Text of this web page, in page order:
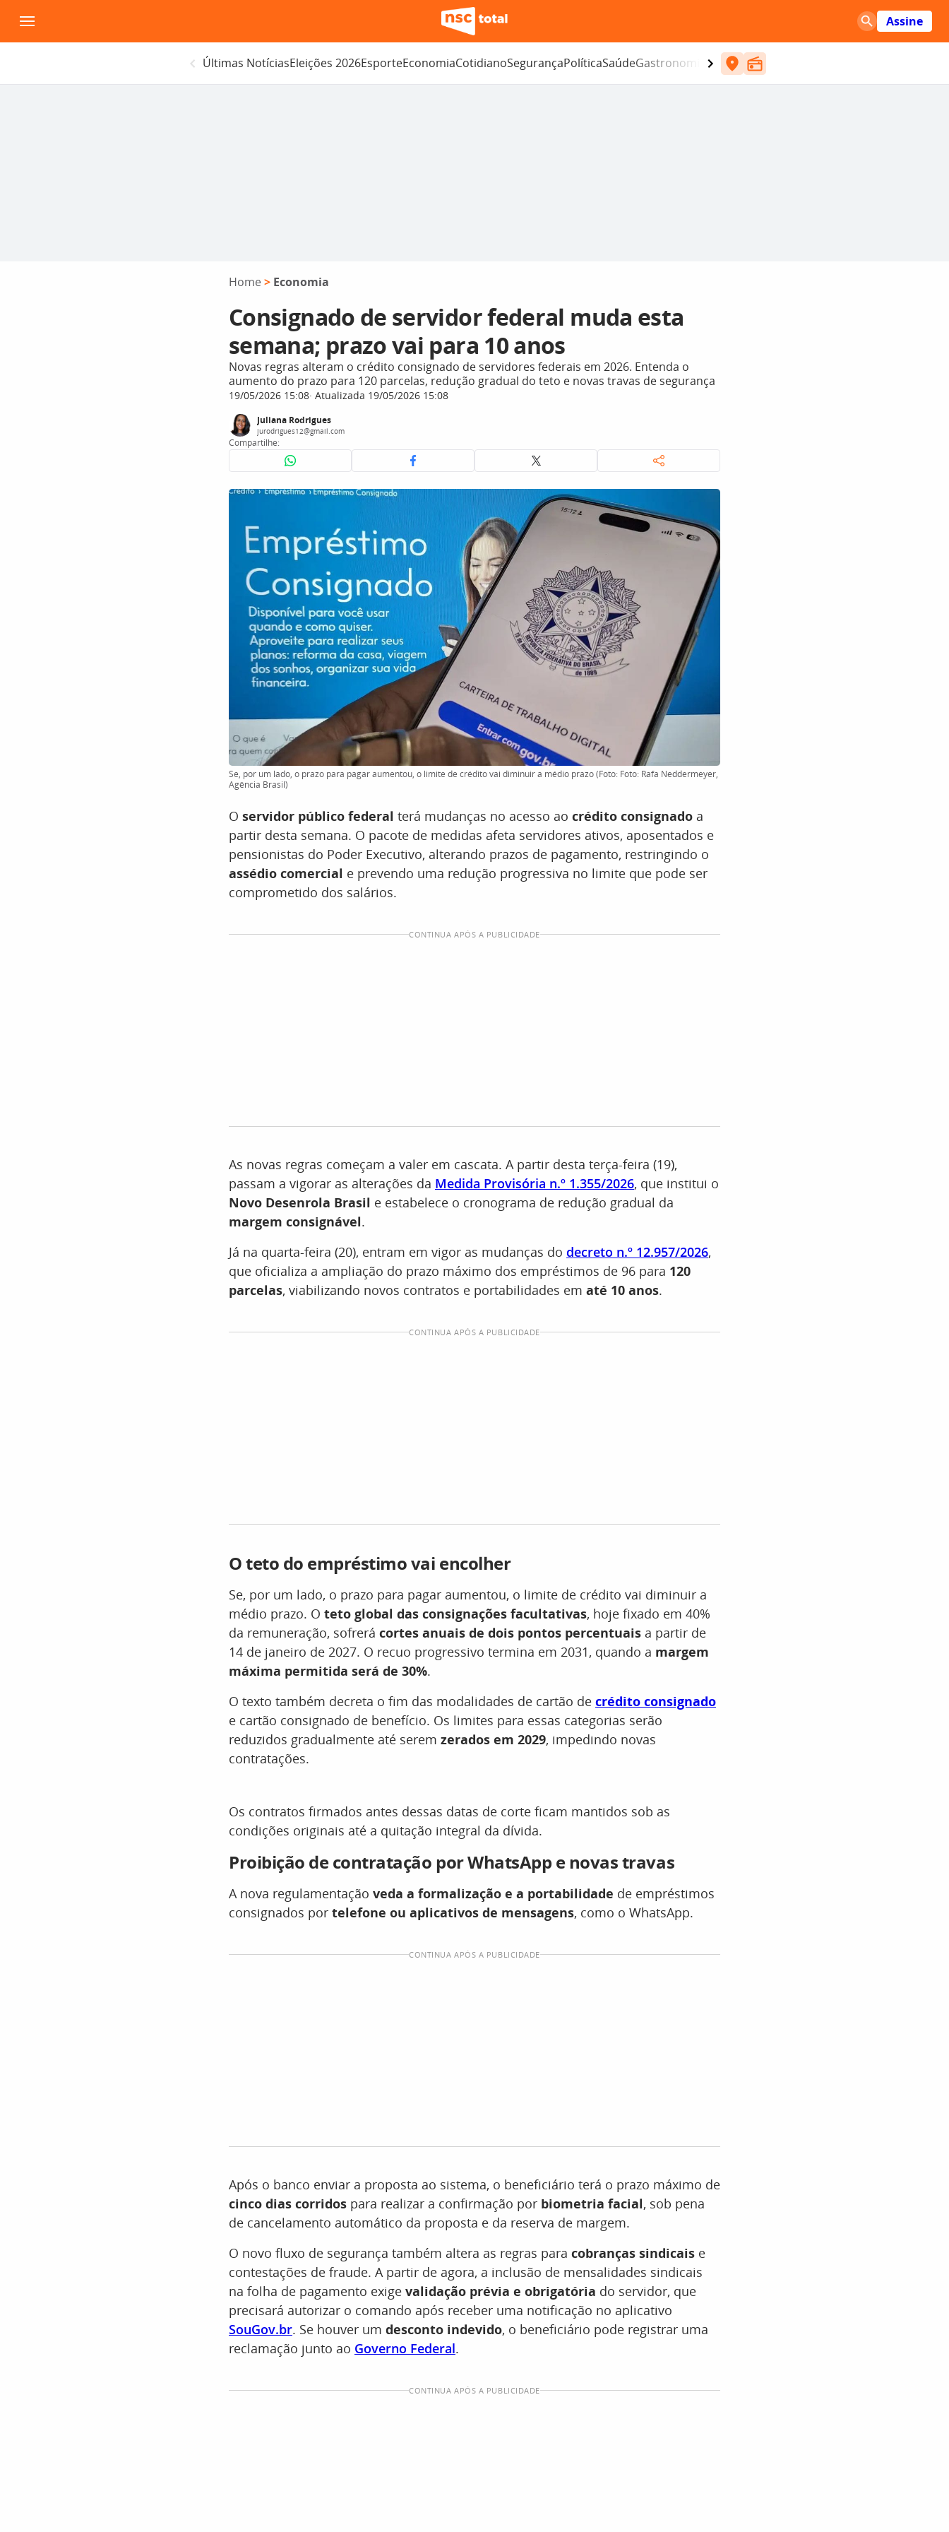
para
o
Assine
Últimas NotíciasEleições 2026EsporteEconomiaCotidianoSegurançaPolíticaSaúdeGastronomia Entretenimento
Home > Economia
Consignado de servidor federal muda esta
semana; prazo vai para 10 anos
Novas regras alteram o crédito consignado de servidores federais em 2026. Entenda o
aumento do prazo para 120 parcelas, redução gradual do teto e novas travas de segurança
19/05/2026 15:08 Atualizada 19/05/2026 15:08
Juliana Rodrigues
jurodrigues12@gmail.com
Compartilhe:
Se, por um lado, o prazo para pagar aumentou, o limite de crédito vai diminuir a médio prazo (Foto: Foto: Rafa Neddermeyer,
Agência Brasil)
O servidor público federal terá mudanças no acesso ao crédito consignado a
partir desta semana. O pacote de medidas afeta servidores ativos, aposentados e
pensionistas do Poder Executivo, alterando prazos de pagamento, restringindo o
assédio comercial e prevendo uma redução progressiva no limite que pode ser
comprometido dos salários.
CONTINUA APÓS A PUBLICIDADE
As novas regras começam a valer em cascata. A partir desta terça-feira (19),
passam a vigorar as alterações da Medida Provisória n.º 1.355/2026, que institui o
Novo Desenrola Brasil e estabelece o cronograma de redução gradual da
margem consignável.
Já na quarta-feira (20), entram em vigor as mudanças do decreto n.º 12.957/2026,
que oficializa a ampliação do prazo máximo dos empréstimos de 96 para 120
parcelas, viabilizando novos contratos e portabilidades em até 10 anos.
CONTINUA APÓS A PUBLICIDADE
O teto do empréstimo vai encolher
Se, por um lado, o prazo para pagar aumentou, o limite de crédito vai diminuir a
médio prazo. O teto global das consignações facultativas, hoje fixado em 40%
da remuneração, sofrerá cortes anuais de dois pontos percentuais a partir de
14 de janeiro de 2027. O recuo progressivo termina em 2031, quando a margem
máxima permitida será de 30%.
O texto também decreta o fim das modalidades de cartão de crédito consignado
e cartão consignado de benefício. Os limites para essas categorias serão
reduzidos gradualmente até serem zerados em 2029, impedindo novas
contratações.
Os contratos firmados antes dessas datas de corte ficam mantidos sob as
condições originais até a quitação integral da dívida.
Proibição de contratação por WhatsApp e novas travas
A nova regulamentação veda a formalização e a portabilidade de empréstimos
consignados por telefone ou aplicativos de mensagens, como o WhatsApp.
CONTINUA APÓS A PUBLICIDADE
Após o banco enviar a proposta ao sistema, o beneficiário terá o prazo máximo de
cinco dias corridos para realizar a confirmação por biometria facial, sob pena
de cancelamento automático da proposta e da reserva de margem.
O novo fluxo de segurança também altera as regras para cobranças sindicais e
contestações de fraude. A partir de agora, a inclusão de mensalidades sindicais
na folha de pagamento exige validação prévia e obrigatória do servidor, que
precisará autorizar o comando após receber uma notificação no aplicativo
SouGov.br. Se houver um desconto indevido, o beneficiário pode registrar uma
reclamação junto ao Governo Federal.
CONTINUA APÓS A PUBLICIDADE